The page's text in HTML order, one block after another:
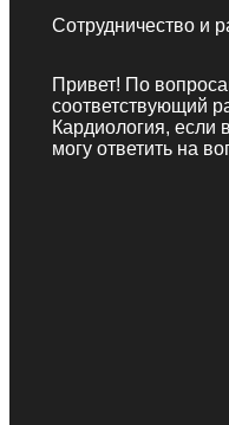
Сотрудничество и
Привет! По
соответствующий
Кардиология, если
могу ответить на